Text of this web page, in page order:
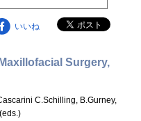
いいね
Surgery,
C.Schilling, B.Gurney,